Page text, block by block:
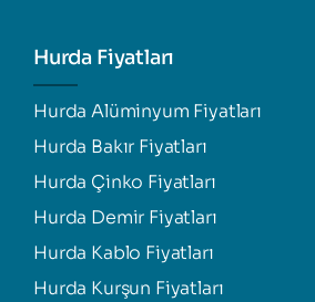
Hurda Fiyatları
Hurda Alüminyum Fiyatları
Hurda Bakır Fiyatları
Hurda Çinko Fiyatları
Hurda Demir Fiyatları
Hurda Kablo Fiyatları
Hurda Kurşun Fiyatları